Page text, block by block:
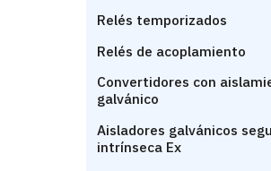
Relés temporizados
Relés de acoplamiento
Convertidores con
galvánico
Aisladores galvánicos
intrínseca Ex